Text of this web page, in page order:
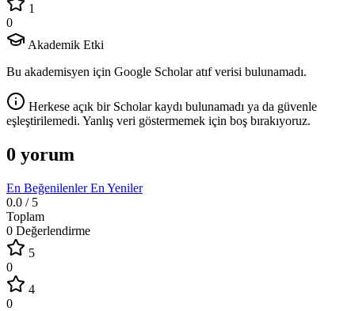
1
0
Akademik Etki
Bu akademisyen için Google Scholar atıf verisi bulunamadı.
Herkese açık bir Scholar kaydı bulunamadı ya da güvenle
eşleştirilemedi. Yanlış veri göstermemek için boş bırakıyoruz.
0 yorum
En BeğenilenlerEn Yeniler
0.0 / 5
Toplam
0 Değerlendirme
5
0
4
0